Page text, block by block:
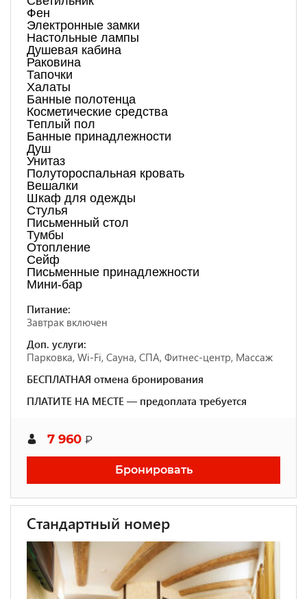
Фен
Электронные замки
Настольные лампы
Душевая кабина
Раковина
Тапочки
Халаты
Банные полотенца
Косметические средства
Теплый пол
Банные принадлежности
Душ
Унитаз
Полутороспальная кровать
Вешалки
Шкаф для одежды
Стулья
Письменный стол
Тумбы
Отопление
Сейф
Письменные принадлежности
Мини-бар
Питание:
Завтрак включен
Доп. услуги:
Парковка, Wi-Fi, Сауна, СПА, Фитнес-центр, Массаж
БЕСПЛАТНАЯ отмена бронирования
ПЛАТИТЕ НА МЕСТЕ — предоплата требуется
7 960 ₽
Бронировать
Стандартный номер